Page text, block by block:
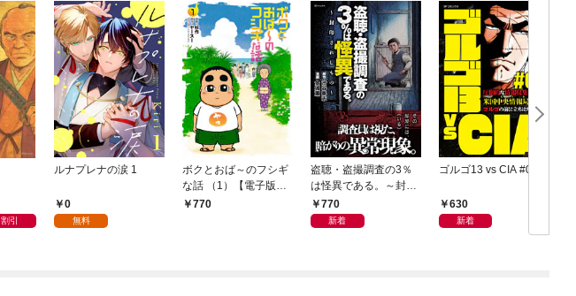
割引
ルナプレナの涙 1
0
無料
ボクとおば～のフシギ
な話 （1）【電子版特
典付き】
770
盗聴・盗撮調査の3％
は怪異である。～封印
されしもの～
770
新着
ゴルゴ13 vs CIA #01
630
新着